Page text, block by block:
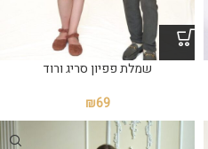
שמלת פפיון סריג ורוד
₪69